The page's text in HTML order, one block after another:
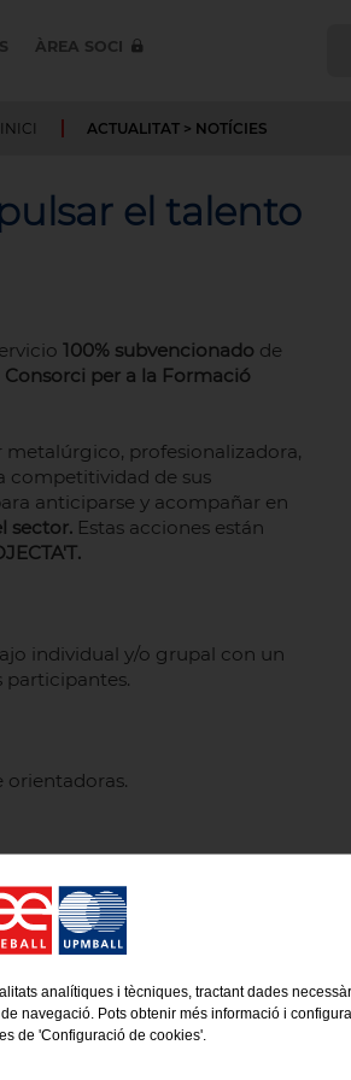
ÀREA SOCI
INICI ACTUALITAT > NOTÍCIES
el talento
100% subvencionado de
Consorci per a la Formació
profesionalizadora,
competitividad de sus
anticiparse y acompañar en
sector. Estas acciones están
individual y/o grupal con un
participantes.
orientadoras.
tu empresa puede:
del sector.
organización del trabajo).
la plantilla.
analítiques i tècniques, tractant dades
navegació. Pots obtenir més informació i
de 'Configuració de cookies'.